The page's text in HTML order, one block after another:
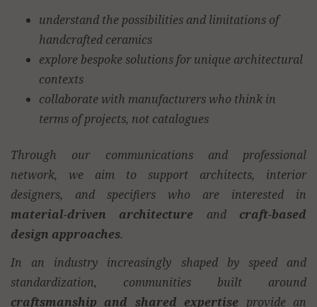
understand the possibilities and limitations of
handcrafted ceramics
explore bespoke solutions for unique architectural
contexts
collaborate with manufacturers who think in
terms of projects, not catalogues
Through our communications and professional
network, we aim to support architects, interior
designers, and specifiers who are interested in
material-driven architecture and craft-based
design approaches.
In an industry increasingly shaped by speed and
standardization, communities built around
craftsmanship and shared expertise provide an